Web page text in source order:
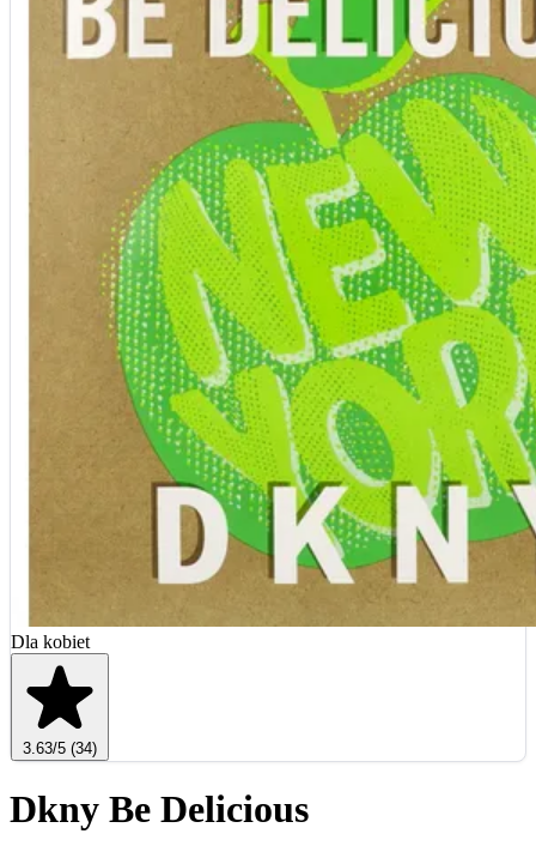
Dla kobiet
3.63/5 (34)
Dkny Be Delicious